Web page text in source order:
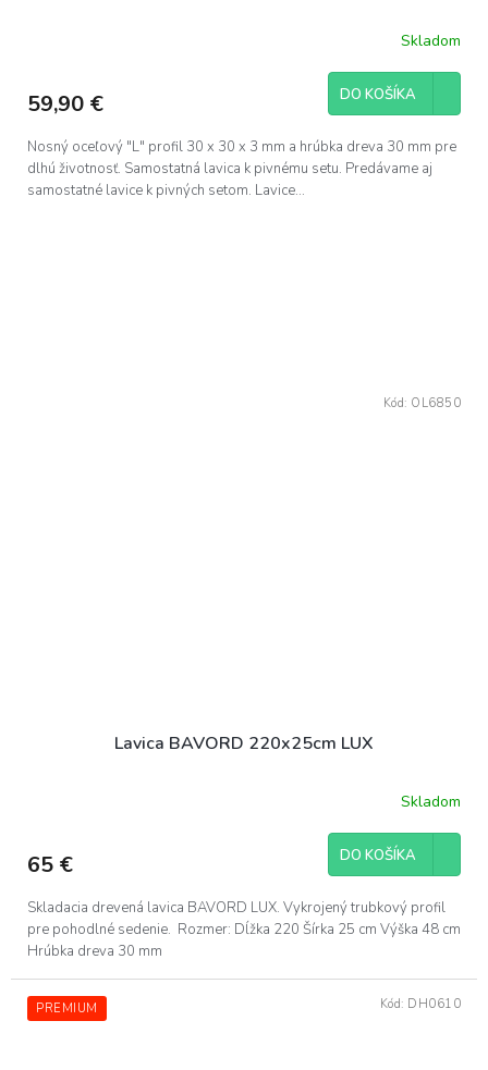
je
z
5
hviezdičiek.
Skladom
59,90 € DO KOŠÍKA
Nosný oceľový "L" profil 30 x 30 x 3 mm a hrúbka dreva 30 mm pre
dlhú životnosť. Samostatná lavica k pivnému setu. Predávame aj
samostatné lavice k pivných setom. Lavice...
Lavica BAVORD 220x25cm LUX
Skladom
65 € DO KOŠÍKA
Skladacia drevená lavica BAVORD LUX. Vykrojený trubkový profil
pre pohodlné sedenie. Rozmer: Dĺžka 220 Šírka 25 cm Výška 48 cm
Hrúbka dreva 30 mm
Kód: OL6850
PREMIUM Kód: DH0610